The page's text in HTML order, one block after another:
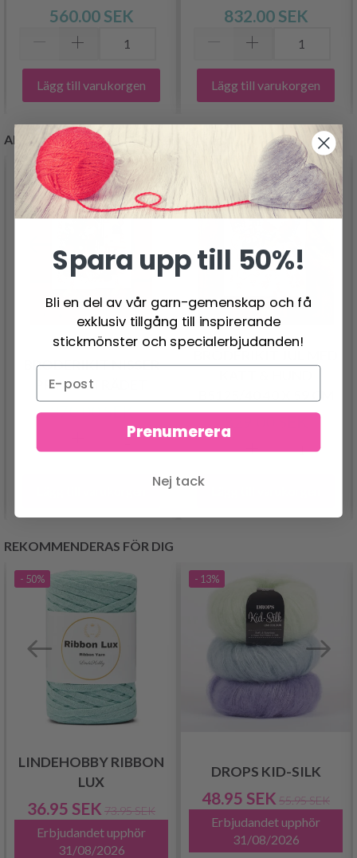
560.00 SEK
Lägg till varukorgen
832.00 SEK
Lägg till varukorgen
ANDRA KUNDER KÖPTE
BRODERIKIT NISSER
PRYDER TRÄDET
370.00 SEK
BRODERIKIT JUL MED
B5125/40 40 X 59 CM
REKOMMENDERAS FÖR DIG
- 50%
LINDEHOBBY RIBBON
LUX
36.95 SEK 73.95 SEK
Erbjudandet upphör
31/08/2026
- 13%
DROPS KID-SILK
48.95 SEK 55.95 SEK
Erbjudandet upphör
31/08/2026
Spara upp till 50%!
Bli en del av vår garn-gemenskap och få
exklusiv tillgång till inspirerande
stickmönster och specialerbjudanden!
Prenumerera
Nej tack